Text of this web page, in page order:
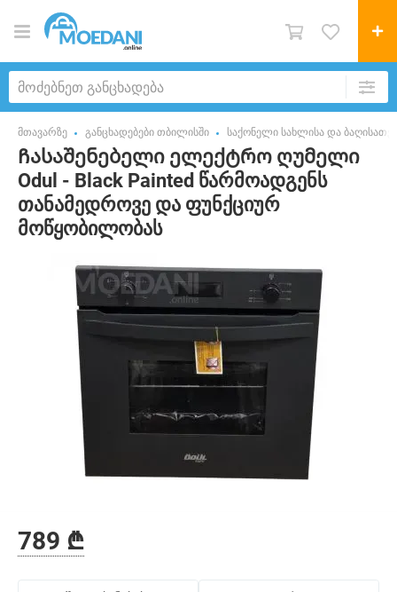
მთავარზე განცხადებები თბილისში საქონელი სახლისა და
Ჩასაშენებელი ელექტრო ღუმელი
Odul - Black Painted წარმოადგენს
თანამედროვე და ფუნქციურ
მოწყობილობას
789 ₾